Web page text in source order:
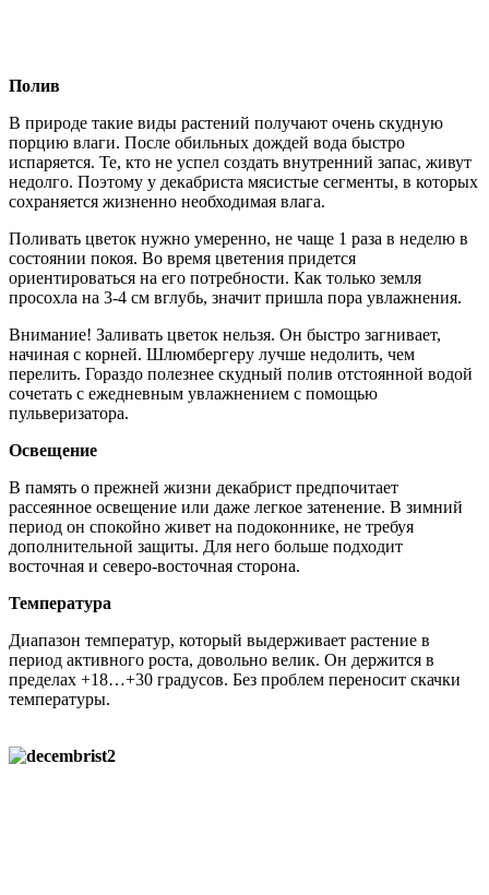
Полив
В природе такие виды растений получают очень скудную
порцию влаги. После обильных дождей вода быстро
испаряется. Те, кто не успел создать внутренний запас, живут
недолго. Поэтому у декабриста мясистые сегменты, в которых
сохраняется жизненно необходимая влага.
Поливать цветок нужно умеренно, не чаще 1 раза в неделю в
состоянии покоя. Во время цветения придется
ориентироваться на его потребности. Как только земля
просохла на 3-4 см вглубь, значит пришла пора увлажнения.
Внимание! Заливать цветок нельзя. Он быстро загнивает,
начиная с корней. Шлюмбергеру лучше недолить, чем
перелить. Гораздо полезнее скудный полив отстоянной водой
сочетать с ежедневным увлажнением с помощью
пульверизатора.
Освещение
В память о прежней жизни декабрист предпочитает
рассеянное освещение или даже легкое затенение. В зимний
период он спокойно живет на подоконнике, не требуя
дополнительной защиты. Для него больше подходит
восточная и северо-восточная сторона.
Температура
Диапазон температур, который выдерживает растение в
период активного роста, довольно велик. Он держится в
пределах +18…+30 градусов. Без проблем переносит скачки
температуры.